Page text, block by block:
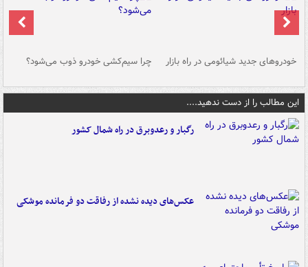
خودروهای جدید شیائومی در راه بازار چرا سیم‌کشی خودرو ذوب می‌شود؟
این مطالب را از دست ندهید....
رگبار و رعدوبرق در راه شمال کشور
عکس‌های دیده نشده از رفاقت دو فرمانده‌ موشکی